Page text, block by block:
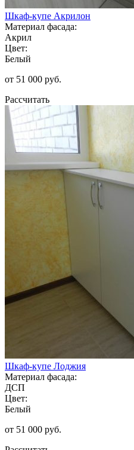
Шкаф-купе Акрилон
Материал фасада:
Акрил
Цвет:
Белый
от 51 000 руб.
Рассчитать
Шкаф-купе Лоджия
Материал фасада:
ДСП
Цвет:
Белый
от 51 000 руб.